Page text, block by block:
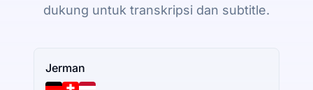
dukung untuk transkripsi dan subtitle.
Jerman